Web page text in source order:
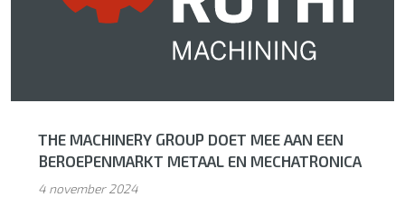
THE MACHINERY GROUP DOET MEE AAN EEN
BEROEPENMARKT METAAL EN MECHATRONICA
4 november 2024